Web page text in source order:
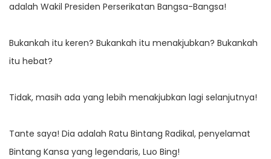
adalah Wakil Presiden Perserikatan Bangsa-Bangsa!
Bukankah itu keren? Bukankah itu menakjubkan? Bukankah
itu hebat?
Tidak, masih ada yang lebih menakjubkan lagi selanjutnya!
Tante saya! Dia adalah Ratu Bintang Radikal, penyelamat
Bintang Kansa yang legendaris, Luo Bing!